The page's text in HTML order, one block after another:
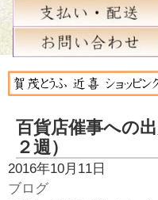
百貨店催事への
２週）
2016年10月11日
ブログ
合
計
金
額
：
￥
0